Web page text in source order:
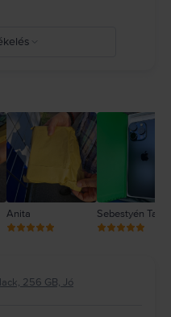
Anita Sebestyén
256 GB, Jó